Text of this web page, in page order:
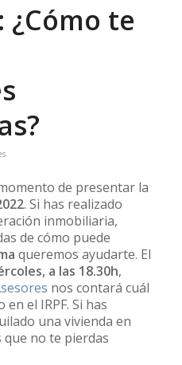
¿Cómo te
de presentar la
. Si has realizado
inmobiliaria,
de cómo puede
queremos ayudarte. El
a las 18.30h,
nos contará cuál
el IRPF. Si has
una vivienda en
que no te pierdas